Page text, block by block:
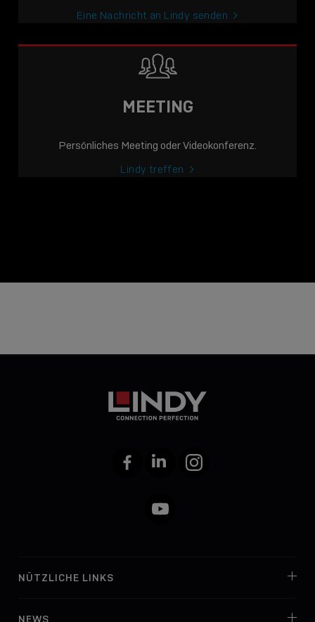
Eine Nachricht an Lindy senden
MEETING
Persönliches Meeting oder Videokonferenz.
Lindy treffen
FacebookLinkedIn Instagram
YouTube
NÜTZLICHE LINKS
NEWS